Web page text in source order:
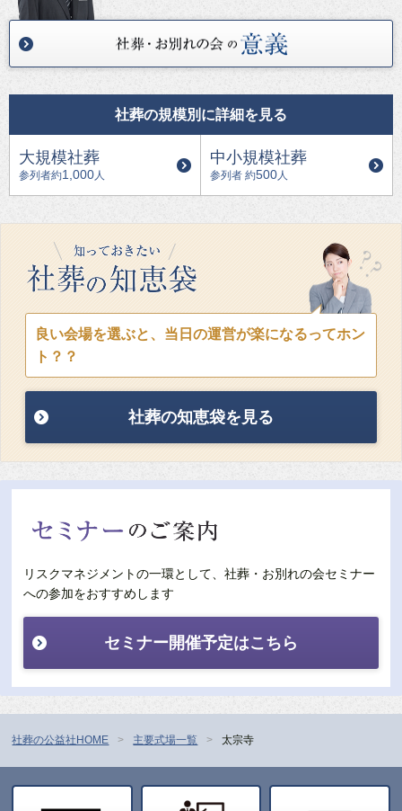
社葬の規模別に詳細を見る
大規模社葬
参列者約1,000人
中小規模社葬
参列者 約500人
良い会場を選ぶと、当日の運営が楽になるってホン
ト？？
社葬の知恵袋を見る
リスクマネジメントの一環として、社葬・お別れの会セミナー
への参加をおすすめします
セミナー開催予定はこちら
社葬の公益社HOME 主要式場一覧 太宗寺